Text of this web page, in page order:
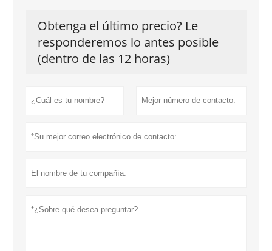
Obtenga el último precio? Le
responderemos lo antes posible
(dentro de las 12 horas)